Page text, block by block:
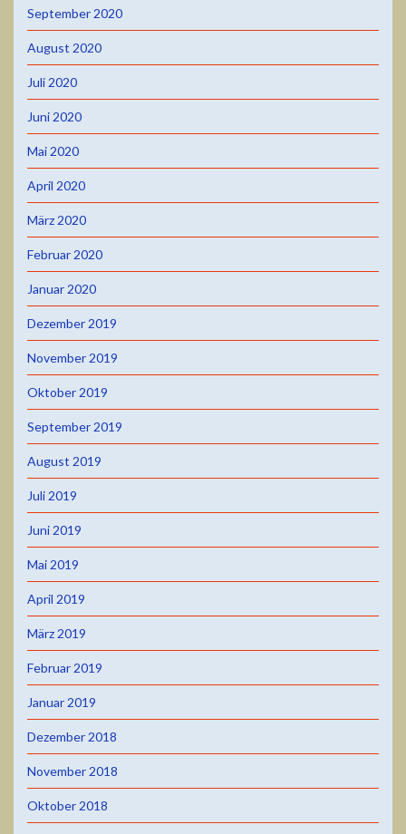
September 2020
August 2020
Juli 2020
Juni 2020
Mai 2020
April 2020
März 2020
Februar 2020
Januar 2020
Dezember 2019
November 2019
Oktober 2019
September 2019
August 2019
Juli 2019
Juni 2019
Mai 2019
April 2019
März 2019
Februar 2019
Januar 2019
Dezember 2018
November 2018
Oktober 2018